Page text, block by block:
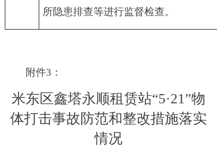
所隐患排查等进行监督检查。
附件3 ：
米东区鑫塔永顺租赁站“5·21 ”物
体打击事故防范和整改措施落实
情况